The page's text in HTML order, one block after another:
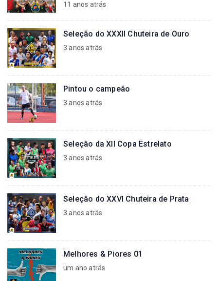
11 anos atrás
Seleção do XXXII Chuteira de Ouro
3 anos atrás
Pintou o campeão
3 anos atrás
Seleção da XII Copa Estrelato
3 anos atrás
Seleção do XXVI Chuteira de Prata
3 anos atrás
Melhores & Piores 01
um ano atrás